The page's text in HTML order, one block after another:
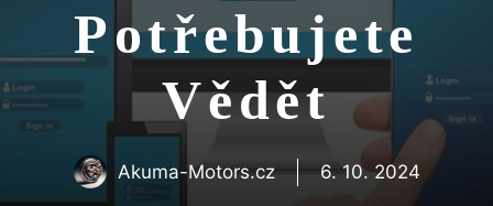
Potřebujete
Vědět
Akuma-Motors.cz 6. 10. 2024